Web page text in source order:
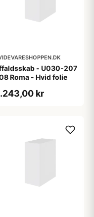
- U030-207
Roma - Hvid folie
kr